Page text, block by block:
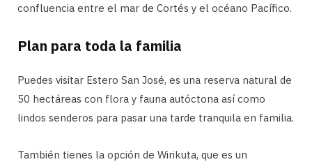
confluencia entre el mar de Cortés y el océano Pacífico.
Plan para toda la familia
Puedes visitar Estero San José, es una reserva natural de
50 hectáreas con flora y fauna autóctona así como
lindos senderos para pasar una tarde tranquila en familia.
También tienes la opción de Wirikuta, que es un